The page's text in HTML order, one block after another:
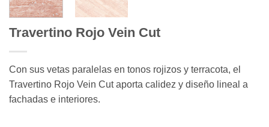
Travertino Rojo Vein Cut
Con sus vetas paralelas en tonos rojizos y terracota, el
Travertino Rojo Vein Cut aporta calidez y diseño lineal a
fachadas e interiores.